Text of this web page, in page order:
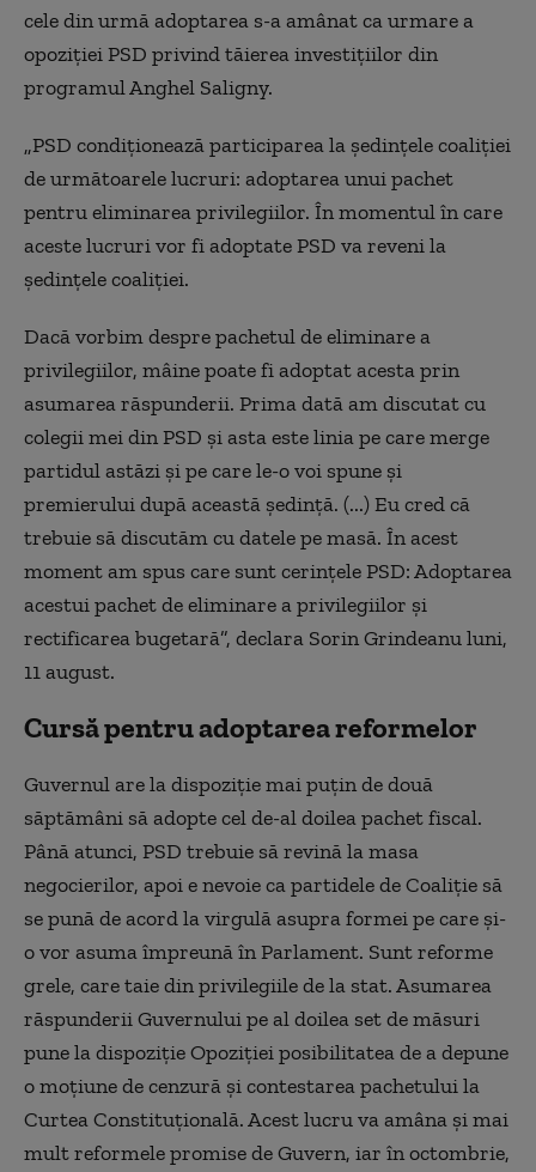
cele din urmă adoptarea s-a amânat ca urmare a
opoziției PSD privind tăierea investițiilor din
programul Anghel Saligny.
„PSD condiţionează participarea la şedinţele coaliţiei
de următoarele lucruri: adoptarea unui pachet
pentru eliminarea privilegiilor. În momentul în care
aceste lucruri vor fi adoptate PSD va reveni la
şedinţele coaliţiei.
Dacă vorbim despre pachetul de eliminare a
privilegiilor, mâine poate fi adoptat acesta prin
asumarea răspunderii. Prima dată am discutat cu
colegii mei din PSD și asta este linia pe care merge
partidul astăzi și pe care le-o voi spune și
premierului după această ședință. (...) Eu cred că
trebuie să discutăm cu datele pe masă. În acest
moment am spus care sunt cerințele PSD: Adoptarea
acestui pachet de eliminare a privilegiilor și
rectificarea bugetară”, declara Sorin Grindeanu luni,
11 august.
Cursă pentru adoptarea reformelor
Guvernul are la dispoziție mai puțin de două
săptămâni să adopte cel de-al doilea pachet fiscal.
Până atunci, PSD trebuie să revină la masa
negocierilor, apoi e nevoie ca partidele de Coaliție să
se pună de acord la virgulă asupra formei pe care și-
o vor asuma împreună în Parlament. Sunt reforme
grele, care taie din privilegiile de la stat. Asumarea
răspunderii Guvernului pe al doilea set de măsuri
pune la dispoziție Opoziției posibilitatea de a depune
o moțiune de cenzură și contestarea pachetului la
Curtea Constituțională. Acest lucru va amâna și mai
mult reformele promise de Guvern, iar în octombrie,